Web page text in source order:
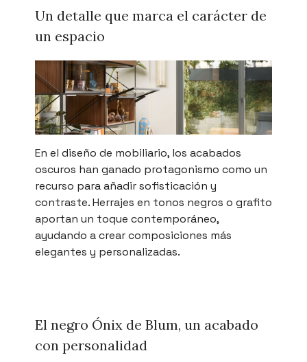
Un detalle que marca el carácter de
un espacio
En el diseño de mobiliario, los acabados
oscuros han ganado protagonismo como un
recurso para añadir sofisticación y
contraste. Herrajes en tonos negros o grafito
aportan un toque contemporáneo,
ayudando a crear composiciones más
elegantes y personalizadas.
El negro Ónix de Blum, un acabado
con personalidad